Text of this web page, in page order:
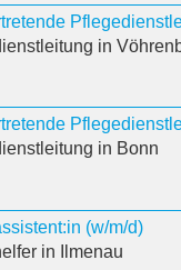
in
in Bonn
(w/m/d)
in Ilmenau